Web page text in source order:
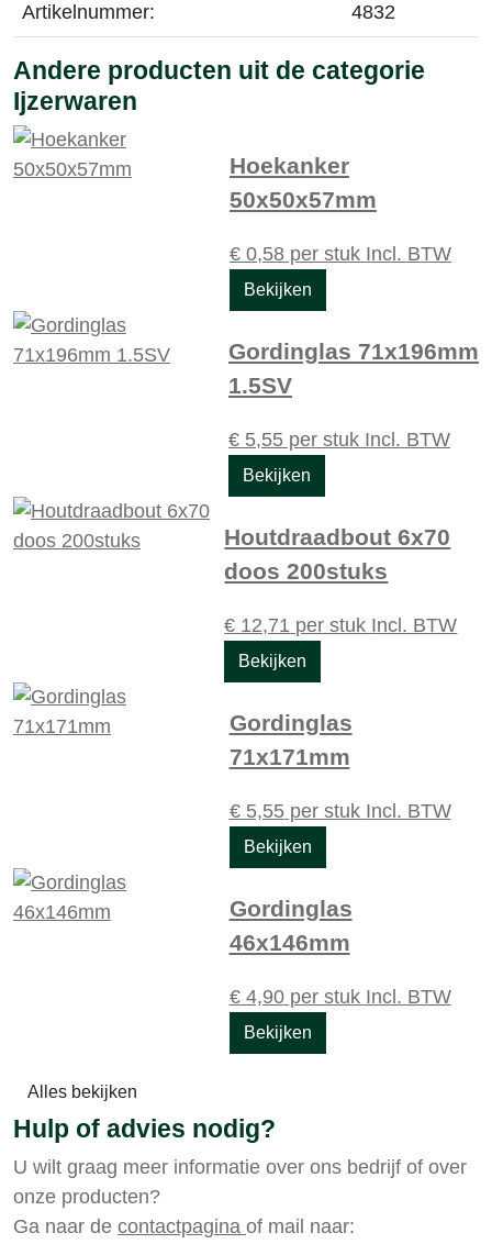
Artikelnummer: 4832
Andere producten uit de categorie
Ijzerwaren
Hoekanker
50x50x57mm
€0,58per stuk Incl. BTW
Bekijken
Gordinglas 71x196mm
1.5SV
€ 5,55 per stuk Incl. BTW
Bekijken
Houtdraadbout 6x70
doos 200stuks
€ 12,71 per stuk Incl. BTW
Bekijken
Gordinglas
71x171mm
€5,55per stuk Incl. BTW
Bekijken
Gordinglas
46x146mm
€4,90per stuk Incl. BTW
Bekijken
Alles bekijken
Hulp of advies nodig?
U wilt graag meer informatie over ons bedrijf of over
onze producten?
Ga naar de contactpagina of mail naar: